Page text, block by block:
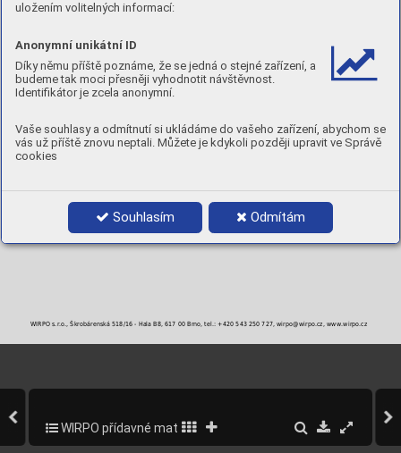
uložením volitelných informací:
Anonymní unikátní ID
Díky němu příště poznáme, že se jedná o stejné zařízení, a
budeme tak moci přesněji vyhodnotit návštěvnost.
Identifikátor je zcela anonymní.
Vaše souhlasy a odmítnutí si ukládáme do vašeho zařízení, abychom se
vás už příště znovu neptali. Můžete je kdykoli později upravit ve Správě
cookies
Souhlasím Odmítám
WIRPO s.r.o., Škrobárenská 518/16 - Hala B8, 617 00 Brno, tel.: +420 543 250 727, wirpo@wirpo.cz, www.wirpo.cz
WIRPO přídavné materiály pro svařování a navařování 89